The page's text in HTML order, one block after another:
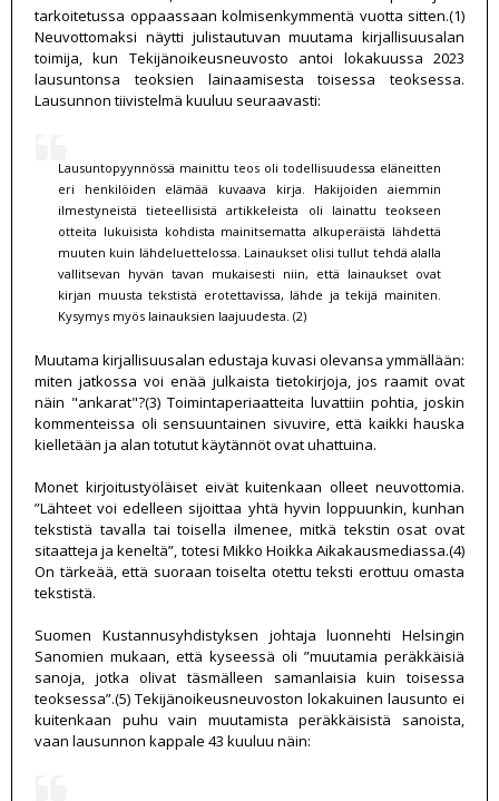
tarkoitetussa oppaassaan kolmisenkymmentä vuotta sitten.(1)
Neuvottomaksi näytti julistautuvan muutama kirjallisuusalan
toimija, kun Tekijänoikeusneuvosto antoi lokakuussa 2023
lausuntonsa teoksien lainaamisesta toisessa teoksessa.
Lausunnon tiivistelmä kuuluu seuraavasti:
Lausuntopyynnössä mainittu teos oli todellisuudessa eläneitten
eri henkilöiden elämää kuvaava kirja. Hakijoiden aiemmin
ilmestyneistä tieteellisistä artikkeleista oli lainattu teokseen
otteita lukuisista kohdista mainitsematta alkuperäistä lähdettä
muuten kuin lähdeluettelossa. Lainaukset olisi tullut tehdä alalla
vallitsevan hyvän tavan mukaisesti niin, että lainaukset ovat
kirjan muusta tekstistä erotettavissa, lähde ja tekijä mainiten.
Kysymys myös lainauksien laajuudesta. (2)
Muutama kirjallisuusalan edustaja kuvasi olevansa ymmällään:
miten jatkossa voi enää julkaista tietokirjoja, jos raamit ovat
näin "ankarat"?(3) Toimintaperiaatteita luvattiin pohtia, joskin
kommenteissa oli sensuuntainen sivuvire, että kaikki hauska
kielletään ja alan totutut käytännöt ovat uhattuina.
Monet kirjoitustyöläiset eivät kuitenkaan olleet neuvottomia.
”Lähteet voi edelleen sijoittaa yhtä hyvin loppuunkin, kunhan
tekstistä tavalla tai toisella ilmenee, mitkä tekstin osat ovat
sitaatteja ja keneltä”, totesi Mikko Hoikka Aikakausmediassa.(4)
On tärkeää, että suoraan toiselta otettu teksti erottuu omasta
tekstistä.
Suomen Kustannusyhdistyksen johtaja luonnehti Helsingin
Sanomien mukaan, että kyseessä oli ”muutamia peräkkäisiä
sanoja, jotka olivat täsmälleen samanlaisia kuin toisessa
teoksessa”.(5) Tekijänoikeusneuvoston lokakuinen lausunto ei
kuitenkaan puhu vain muutamista peräkkäisistä sanoista,
vaan lausunnon kappale 43 kuuluu näin: